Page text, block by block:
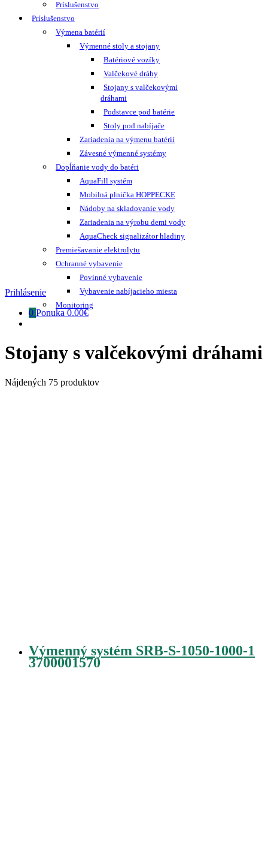
Príslušenstvo
Príslušenstvo
Výmena batérií
Výmenné stoly a stojany
Batériové vozíky
Valčekové dráhy
Stojany s valčekovými
dráhami
Podstavce pod batérie
Stoly pod nabíjače
Zariadenia na výmenu batérií
Závesné výmenné systémy
Dopĺňanie vody do batéri
AquaFill systém
Mobilná plnička HOPPECKE
Nádoby na skladovanie vody
Zariadenia na výrobu demi vody
AquaCheck signalizátor hladiny
Premiešavanie elektrolytu
Ochranné vybavenie
Povinné vybavenie
Vybavenie nabíjacieho miesta
Monitoring
Prihlásenie
0 Ponuka 0.00€
Stojany s valčekovými dráhami
Nájdených 75 produktov
Výmenný systém SRB-S-1050-1000-1
3700001570